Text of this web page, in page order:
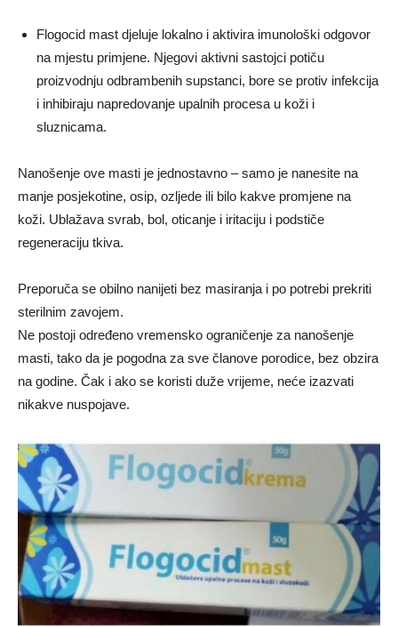
Flogocid mast djeluje lokalno i aktivira imunološki odgovor
na mjestu primjene. Njegovi aktivni sastojci potiču
proizvodnju odbrambenih supstanci, bore se protiv infekcija
i inhibiraju napredovanje upalnih procesa u koži i
sluznicama.
Nanošenje ove masti je jednostavno – samo je nanesite na
manje posjekotine, osip, ozljede ili bilo kakve promjene na
koži. Ublažava svrab, bol, oticanje i iritaciju i podstiče
regeneraciju tkiva.
Preporuča se obilno nanijeti bez masiranja i po potrebi prekriti
sterilnim zavojem.
Ne postoji određeno vremensko ograničenje za nanošenje
masti, tako da je pogodna za sve članove porodice, bez obzira
na godine. Čak i ako se koristi duže vrijeme, neće izazvati
nikakve nuspojave.